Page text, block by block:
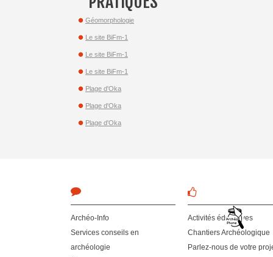
Géomorphologie
Le site BiFm-1
Le site BiFm-1
Le site BiFm-1
Plage d'Oka
Plage d'Oka
Plage d'Oka
Archéo-Info
Services conseils en
archéologie
Activités éducatives
Chantiers Archéologique
Parlez-nous de votre